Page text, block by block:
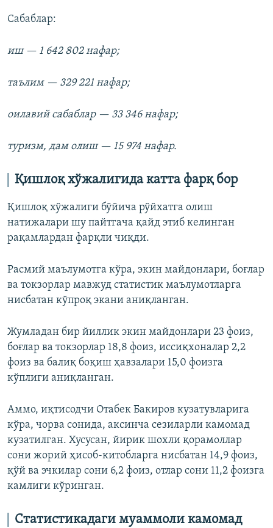
Сабаблар:
иш — 1 642 802 нафар;
таълим — 329 221 нафар;
оилавий сабаблар — 33 346 нафар;
туризм, дам олиш — 15 974 нафар.
Қишлоқ хўжалигида катта фарқ бор
Қишлоқ хўжалиги бўйича рўйхатга олиш
натижалари шу пайтгача қайд этиб келинган
рақамлардан фарқли чиқди.
Расмий маълумотга кўра, экин майдонлари, боғлар
ва токзорлар мавжуд статистик маълумотларга
нисбатан кўпроқ экани аниқланган.
Жумладан бир йиллик экин майдонлари 23 фоиз,
боғлар ва токзорлар 18,8 фоиз, иссиқхоналар 2,2
фоиз ва балиқ боқиш ҳавзалари 15,0 фоизга
кўплиги аниқланган.
Аммо, иқтисодчи Отабек Бакиров кузатувларига
кўра, чорва сонида, аксинча сезиларли камомад
кузатилган. Хусусан, йирик шохли қорамоллар
сони жорий ҳисоб-китобларга нисбатан 14,9 фоиз,
қўй ва эчкилар сони 6,2 фоиз, отлар сони 11,2 фоизга
камлиги кўринган.
Статистикадаги муаммоли камомад